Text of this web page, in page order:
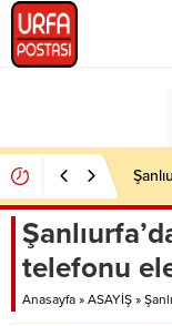
telefonu
Anasayfa » ASAYİŞ »